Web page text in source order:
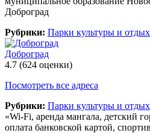
Доброград
Рубрики: Парки культуры и
Доброград
4.7 (624 оценки)
Посмотреть все адреса
Рубрики: Парки культуры и
«Wi-Fi, аренда мангала, детский
оплата банковской картой,